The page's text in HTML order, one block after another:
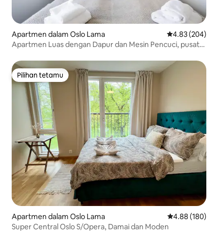
Apartmen dalam Oslo Lama Penarafan
4.83 (204)
Apartmen Luas dengan Dapur dan Mesin Pencuci, pusat
Pilihan tetamu
Pilihan tetamu
Apartmen dalam Oslo Lama Penarafan
4.88 (180)
Super Central Oslo S/Opera, Damai dan Moden